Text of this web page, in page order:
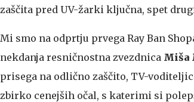
zaščita pred UV-žarki ključna, spet
Mi smo na odprtju prvega Ray Ban
nekdanja resničnostna zvezdnica Miša
prisega na odlično zaščito, TV-
zbirko cenejših očal, s katerimi si